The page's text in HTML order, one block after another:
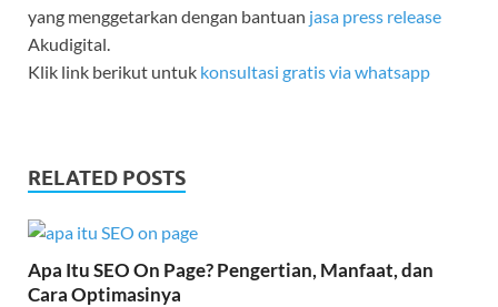
yang menggetarkan dengan bantuan jasa press release
Akudigital.
Klik link berikut untuk konsultasi gratis via whatsapp
RELATED POSTS
Apa Itu SEO On Page? Pengertian, Manfaat, dan
Cara Optimasinya